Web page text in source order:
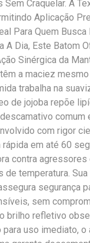
Craquelar. A
Aplicação
Para Quem
A Dia, Este Batom
Sinérgica da
a maciez
trabalha na
de jojoba repõe
comum
com rigor
em até 60
contra
de temperatura.
segurança
sem
brilho refletivo
uso imediato, o